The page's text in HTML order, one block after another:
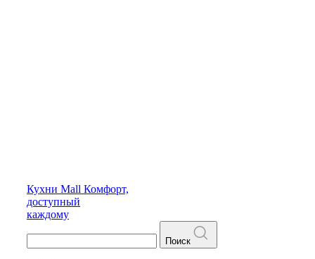
Кухни Mall Комфорт,
доступный
каждому
Поиск